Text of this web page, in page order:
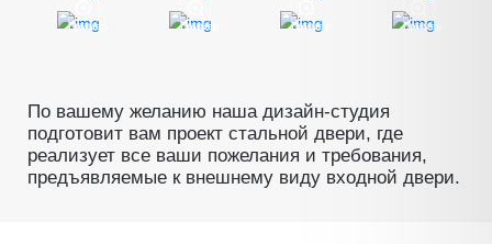
Пример Пример Пример Пример
По вашему желанию наша дизайн-студия
подготовит вам проект стальной двери, где
реализует все ваши пожелания и требования,
предъявляемые к внешнему виду входной двери.